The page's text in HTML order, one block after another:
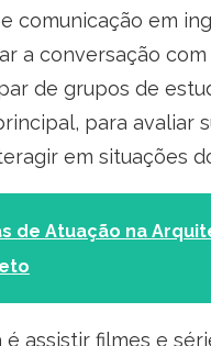
comunicação em
a conversação
de grupos de
para avaliar
em situações
de Atuação na
assistir filmes e